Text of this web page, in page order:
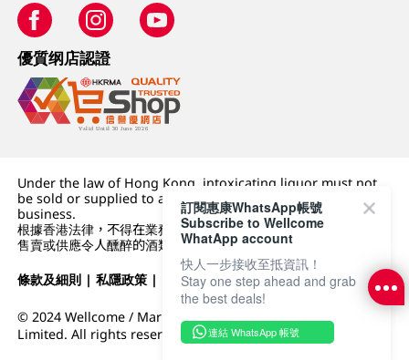
優質纲店認證
Under the law of Hong Kong, intoxicating liquor must not
be sold or supplied to a minor (under 18) in the course of
business.
根據香港法律，不得在業務過程中，向未成年人 (18 歲以下人士)
售賣或供應令人醺醉的酒類。
條款及細則 |私隱政策 | DFI零售集團
© 2024 Wellcome / Market Place. The Dairy Farm Company
Limited. All rights reserved.
訂閱惠康WhatsApp帳號
Subscribe to Wellcome
WhatApp account
快人一步接收至抵資訊！
Stay one step ahead and grab
the best deals!
連結 WhatsApp 帳號